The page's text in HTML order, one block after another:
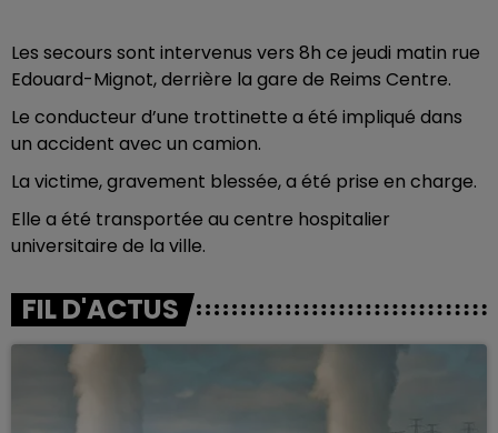
Les secours sont intervenus vers 8h ce jeudi matin rue
Edouard-Mignot, derrière la gare de Reims Centre.
Le conducteur d’une trottinette a été impliqué dans
un accident avec un camion.
La victime, gravement blessée, a été prise en charge.
Elle a été transportée au centre hospitalier
universitaire de la ville.
FIL D'ACTUS